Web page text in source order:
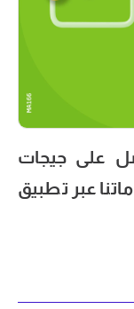
على جيجات
عبر تطبيق